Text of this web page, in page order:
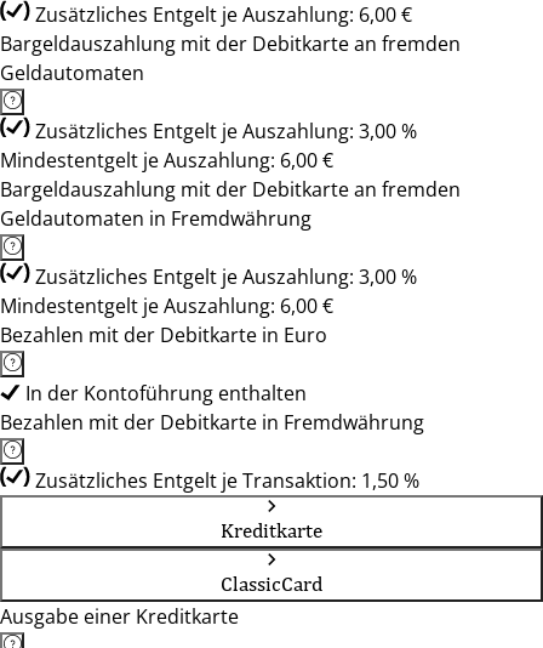
Zusätzliches Entgelt je Auszahlung: 6,00 €
Bargeldauszahlung mit der Debitkarte an fremden
Geldautomaten
Zusätzliches Entgelt je Auszahlung: 3,00 %
Mindestentgelt je Auszahlung: 6,00 €
Bargeldauszahlung mit der Debitkarte an fremden
Geldautomaten in Fremdwährung
Zusätzliches Entgelt je Auszahlung: 3,00 %
Mindestentgelt je Auszahlung: 6,00 €
Bezahlen mit der Debitkarte in Euro
In der Kontoführung enthalten
Bezahlen mit der Debitkarte in Fremdwährung
Zusätzliches Entgelt je Transaktion: 1,50 %
Kreditkarte
ClassicCard
Ausgabe einer Kreditkarte